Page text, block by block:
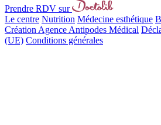
Prendre RDV sur
Le centre Nutrition Médecine esthétique
Création Agence Antipodes Médical
(UE) Conditions générales